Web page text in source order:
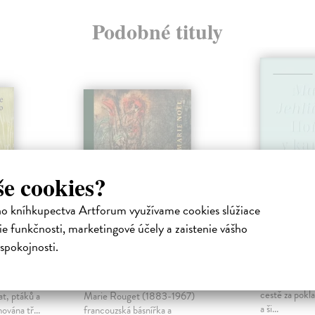
cookies?
kníhkupectva Artforum využívame cookies slúžiace
funkčnosti, marketingové účely a zaistenie vášho
Podobné tituly
ptáků a
tř...
Zpěvy a žalmy
Marie Rouget (1883-1967)
francouzská básnířka a
Sbírka
cestě za
a ši...